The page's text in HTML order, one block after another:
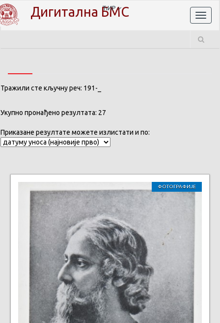
Дигитална БМС
ЋИР
Тражили сте кључну реч: 191-_
Укупно пронађено резултата: 27
Приказане резултате можете излистати и по:
ФОТОГРАФИЈЕ